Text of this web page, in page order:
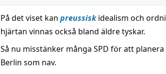
På det viset kan preussiskidealism och
hjärtan vinnas också bland äldre tyskar.
Så nu misstänker många SPD för att planera
Berlin som nav.